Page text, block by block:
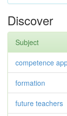
Discover
Subject
competence
formation
future teachers